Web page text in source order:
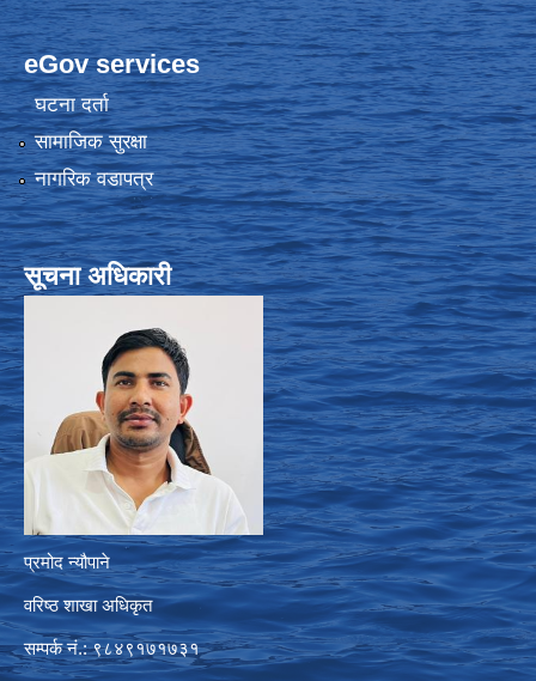
eGov services
घटना दर्ता
सामाजिक सुरक्षा
नागरिक वडापत्र
सूचना अधिकारी
प्रमोद न्यौपाने
वरिष्ठ शाखा अधिकृत
सम्पर्क नं.: ९८४९१७१७३१